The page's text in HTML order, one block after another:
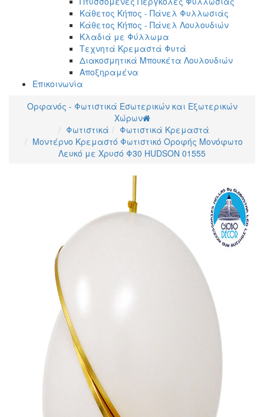
Κάθετος Κήπος - Πάνελ Φυλλωσιάς
Κάθετος Κήπος - Πάνελ Λουλουδιών
Κλαδιά με Φύλλωμα
Τεχνητά Κρεμαστά Φυτά
Διακοσμητικά Μπουκέτα Λουλουδιών
Αποξηραμένα
Επικοινωνία
Ορφανός - Φωτιστικά Εσωτερικών και Εξωτερικών
Χώρων
Φωτιστικά
Φωτιστικά Κρεμαστά
Μοντέρνο Κρεμαστό Φωτιστικό Οροφής Μονόφωτο
Λευκό με Χρυσό Φ30 HUDSON 01555